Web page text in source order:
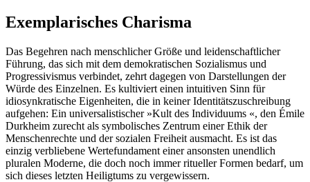
Exemplarisches Charisma
Das Begehren nach menschlicher Größe und leidenschaftlicher
Führung, das sich mit dem demokratischen Sozialismus und
Progressivismus verbindet, zehrt dagegen von Darstellungen der
Würde des Einzelnen. Es kultiviert einen intuitiven Sinn für
idiosynkratische Eigenheiten, die in keiner Identitätszuschreibung
aufgehen: Ein universalistischer »Kult des Individuums «, den Émile
Durkheim zurecht als symbolisches Zentrum einer Ethik der
Menschenrechte und der sozialen Freiheit ausmacht. Es ist das
einzig verbliebene Wertefundament einer ansonsten unendlich
pluralen Moderne, die doch noch immer ritueller Formen bedarf, um
sich dieses letzten Heiligtums zu vergewissern.